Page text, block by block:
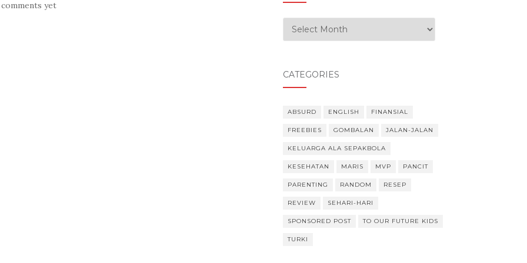
yet
Our Experiences
CATEGORIES
ABSURD ENGLISH FINANSIAL
FREEBIES GOMBALAN JALAN-JALAN
KELUARGA ALA SEPAKBOLA
KESEHATAN MARIS MVP PANCIT
PARENTING RANDOM RESEP
REVIEW SEHARI-HARI
SPONSORED POST TO OUR FUTURE KIDS
TURKI